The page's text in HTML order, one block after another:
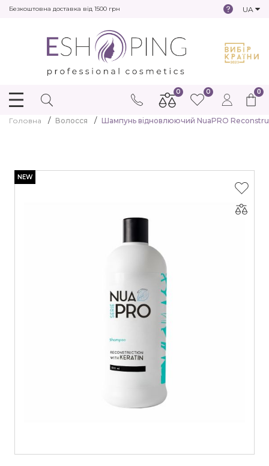
Безкоштовна доставка від 1500 грн UA
0
0 0
Головна Волосся Шампунь відновлюючий NuaPRO
NEW